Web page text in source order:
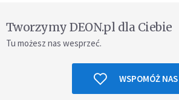
Tworzymy DEON.pl dla Ciebie
Tu możesz nas wesprzeć.
WSPOMÓŻ NAS